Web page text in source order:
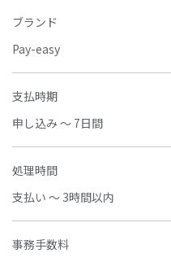
ブランド
Pay-easy
支払時期
申し込み ～ 7日間
処理時間
支払い ～ 3時間以内
事務手数料